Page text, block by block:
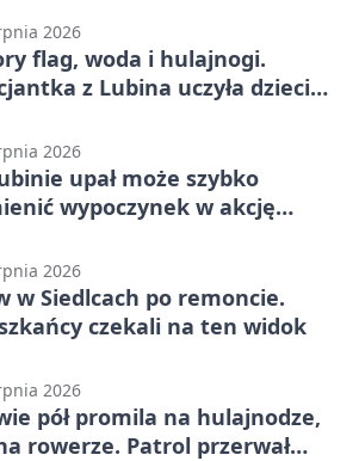
2026
flag, woda i hulajnogi.
z Lubina uczyła dzieci
2026
upał może szybko
wypoczynek w akcję
2026
w Siedlcach po remoncie.
czekali na ten widok
2026
pół promila na hulajnodze,
rowerze. Patrol przerwał